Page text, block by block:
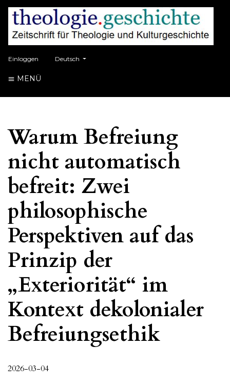
Einloggen ##plugins.themes.healthSciences.language.toggle##
Deutsch
MENÜ
Warum Befreiung
nicht automatisch
befreit: Zwei
philosophische
Perspektiven auf das
Prinzip der
„Exteriorität“ im
Kontext dekolonialer
Befreiungsethik
2026-03-04